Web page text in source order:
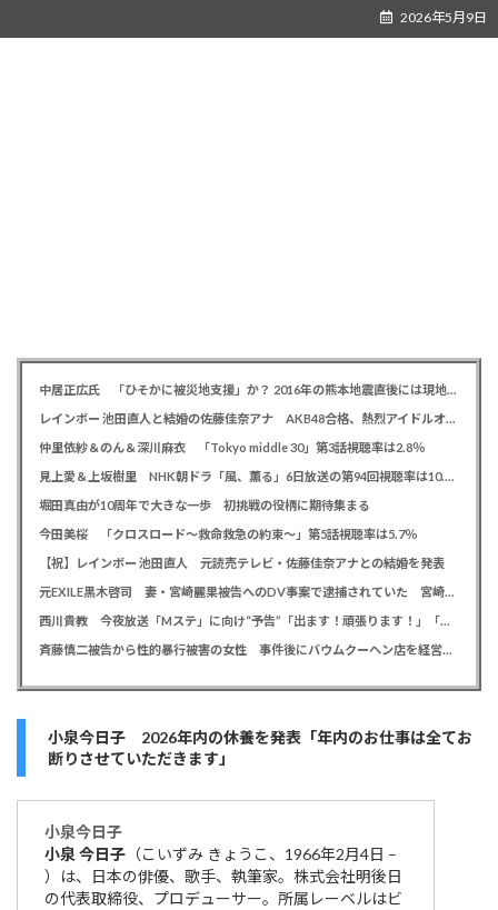
2026年5月9日
中居正広氏 「ひそかに被災地支援」か？ 2016年の熊本地震直後には現地で炊き出し 親友・松本人志の闘病に心を痛め、頻繁に連絡も
レインボー 池田直人と結婚の佐藤佳奈アナ AKB48合格、熱烈アイドルオタク「さかなちゃん」として人気に、7月末に読売テレビ退社
仲里依紗＆のん＆深川麻衣 「Tokyo middle 30」第3話視聴率は2.8％
見上愛＆上坂樹里 NHK朝ドラ「風、薫る」6日放送の第94回視聴率は10.4％
堀田真由が10周年で大きな一歩 初挑戦の役柄に期待集まる
今田美桜 「クロスロード～救命救急の約束～」第5話視聴率は5.7％
【祝】レインボー 池田直人 元読売テレビ・佐藤佳奈アナとの結婚を発表
元EXILE黒木啓司 妻・宮崎麗果被告へのDV事案で逮捕されていた 宮崎は全身打撲、頭部裂傷及び打撲、頸部損傷の怪我
西川貴教 今夜放送「Mステ」に向け“予告”「出ます！頑張ります！」「恐らくアレも着ます！」
斉藤慎二被告から性的暴行被害の女性 事件後にバウムクーヘン店を経営やTikTokでライブ配信する姿に「言葉にできない悔しさと怒り」
小泉今日子 2026年内の休養を発表「年内のお仕事は全てお
断りさせていただきます」
小泉今日子
小泉 今日子 （こいずみ きょうこ、1966年2月4日 –
）は、日本の俳優、歌手、執筆家。株式会社明後日
の代表取締役、プロデューサー。所属レーベルはビ